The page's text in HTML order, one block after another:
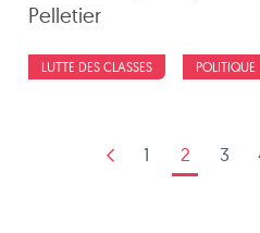
Pelletier
LUTTE DES CLASSES POLITIQUE
1 2 3